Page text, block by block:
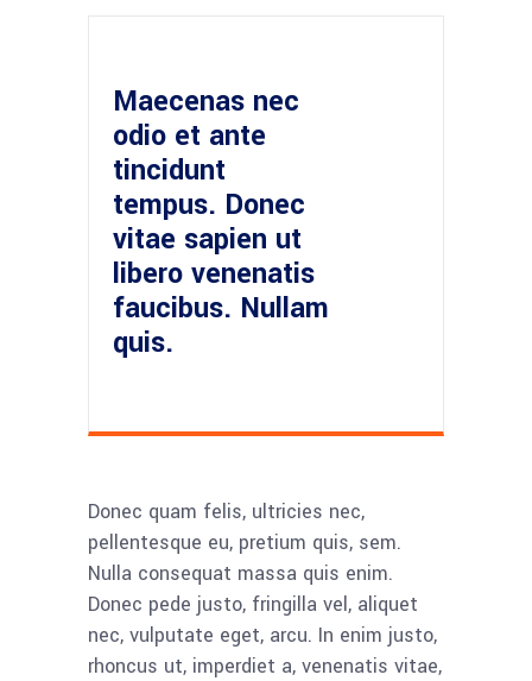
Maecenas nec
odio et ante
tincidunt
tempus. Donec
vitae sapien ut
libero venenatis
faucibus. Nullam
quis.
Donec quam felis, ultricies nec,
pellentesque eu, pretium quis, sem.
Nulla consequat massa quis enim.
Donec pede justo, fringilla vel, aliquet
nec, vulputate eget, arcu. In enim justo,
rhoncus ut, imperdiet a, venenatis vitae,